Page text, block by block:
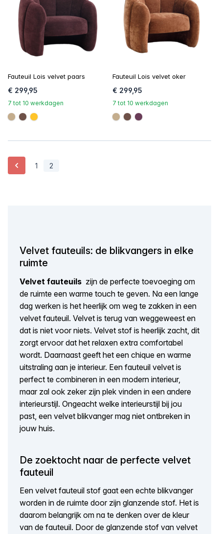
Fauteuil Lois velvet paars
€ 299,95
7 tot 10 werkdagen
#c4ad8d
#6e5148
#ffc42a
Fauteuil Lois velvet oker
€ 299,95
7 tot 10 werkdagen
#c4ad8d
#6e5148
#6a3d58
Vorige 1 2
Velvet fauteuils: de blikvangers in elke
ruimte
Velvet fauteuils zijn de perfecte toevoeging om
de ruimte een warme touch te geven. Na een lange
dag werken is het heerlijk om weg te zakken in een
velvet fauteuil. Velvet is terug van weggeweest en
dat is niet voor niets. Velvet stof is heerlijk zacht, dit
zorgt ervoor dat het relaxen extra comfortabel
wordt. Daarnaast geeft het een chique en warme
uitstraling aan je interieur. Een fauteuil velvet is
perfect te combineren in een modern interieur,
maar zal ook zeker zijn plek vinden in een andere
interieurstijl. Ongeacht welke interieurstijl bij jou
past, een velvet blikvanger mag niet ontbreken in
jouw huis.
De zoektocht naar de perfecte velvet
fauteuil
Een velvet fauteuil stof gaat een echte blikvanger
worden in de ruimte door zijn glanzende stof. Het is
daarom belangrijk om na te denken over de kleur
van de fauteuil. Door de glanzende stof van velvet